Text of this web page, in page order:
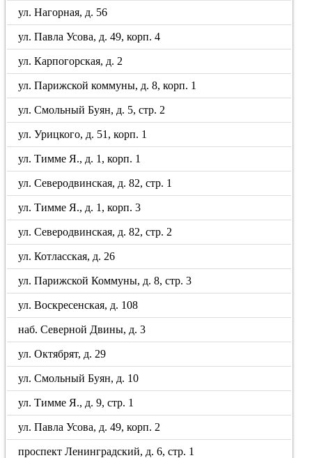
ул. Нагорная, д. 56
ул. Павла Усова, д. 49, корп. 4
ул. Карпогорская, д. 2
ул. Парижской коммуны, д. 8, корп. 1
ул. Смольный Буян, д. 5, стр. 2
ул. Урицкого, д. 51, корп. 1
ул. Тимме Я., д. 1, корп. 1
ул. Северодвинская, д. 82, стр. 1
ул. Тимме Я., д. 1, корп. 3
ул. Северодвинская, д. 82, стр. 2
ул. Котласская, д. 26
ул. Парижской Коммуны, д. 8, стр. 3
ул. Воскресенская, д. 108
наб. Северной Двины, д. 3
ул. Октябрят, д. 29
ул. Смольный Буян, д. 10
ул. Тимме Я., д. 9, стр. 1
ул. Павла Усова, д. 49, корп. 2
проспект Ленинградский, д. 6, стр. 1